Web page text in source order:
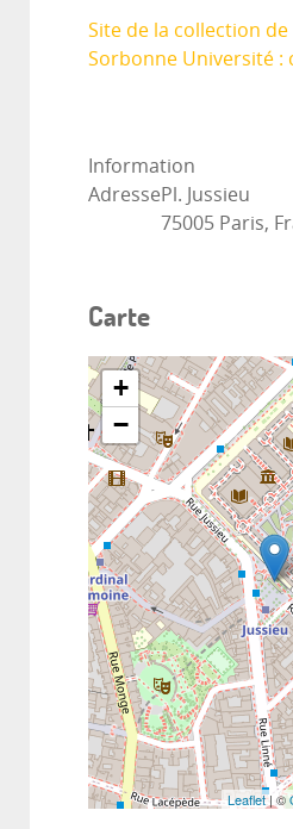
Site de la collection
Sorbonne Université :
Information
AdressePl. Jussieu
75005 Paris,
Carte
+
−
Leaflet| ©